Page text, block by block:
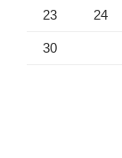
23 24
30